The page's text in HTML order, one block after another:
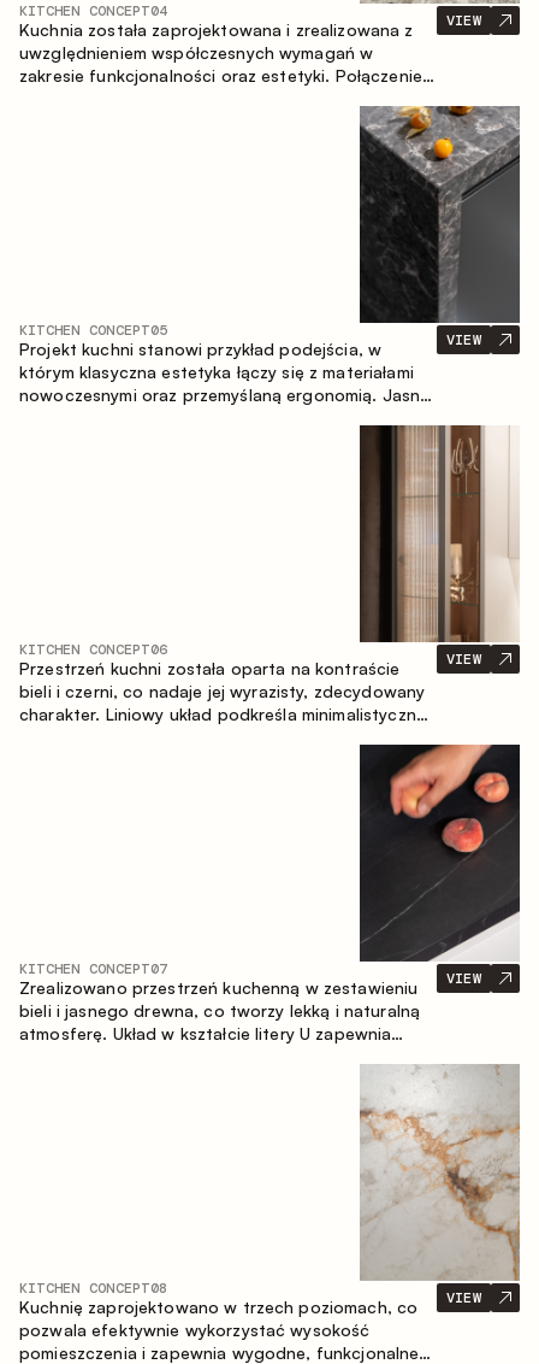
KITCHEN CONCEPT04
Kuchnia została zaprojektowana i zrealizowana z
uwzględnieniem współczesnych wymagań w
zakresie funkcjonalności oraz estetyki. Połączenie
VIEW
KITCHEN CONCEPT05
Projekt kuchni stanowi przykład podejścia, w
którym klasyczna estetyka łączy się z materiałami
nowoczesnymi oraz przemyślaną ergonomią. Jasna
VIEW
KITCHEN CONCEPT06
Przestrzeń kuchni została oparta na kontraście
bieli i czerni, co nadaje jej wyrazisty, zdecydowany
charakter. Liniowy układ podkreśla minimalistyczny i
VIEW
KITCHEN CONCEPT07
Zrealizowano przestrzeń kuchenną w zestawieniu
bieli i jasnego drewna, co tworzy lekką i naturalną
atmosferę. Układ w kształcie litery U zapewnia
użytkową, tworząc miejsce na szybkie śniadania i
VIEW
KITCHEN CONCEPT08
Kuchnię zaprojektowano w trzech poziomach, co
pozwala efektywnie wykorzystać wysokość
pomieszczenia i zapewnia wygodne, funkcjonalne
VIEW